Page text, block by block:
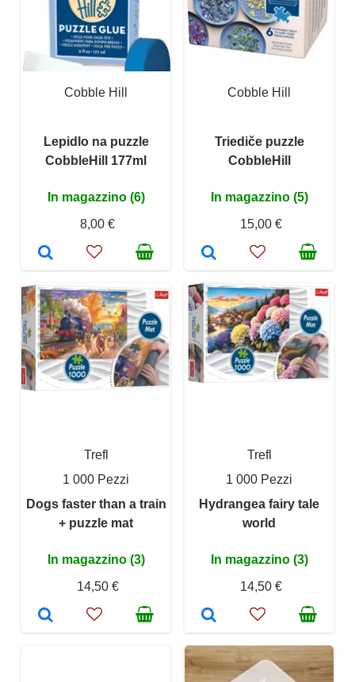
Cobble Hill
Lepidlo na puzzle
CobbleHill 177ml
In magazzino (6)
8,00 €
Cobble Hill
Triediče puzzle
CobbleHill
In magazzino (5)
15,00 €
Trefl
1 000 Pezzi
Dogs faster than a train
+ puzzle mat
In magazzino (3)
14,50 €
Trefl
1 000 Pezzi
Hydrangea fairy tale
world
In magazzino (3)
14,50 €